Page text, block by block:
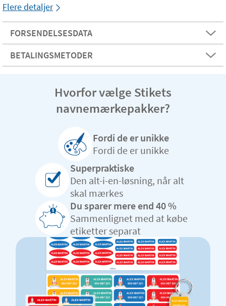
Flere detaljer
FORSENDELSESDATA
BETALINGSMETODER
Hvorfor vælge Stikets
navnemærkepakker?
Fordi de er unikke
Fordi de er unikke
Superpraktiske
Den alt-i-en-løsning, når alt
skal mærkes
Du sparer mere end 40 %
Sammenlignet med at købe
etiketter separat